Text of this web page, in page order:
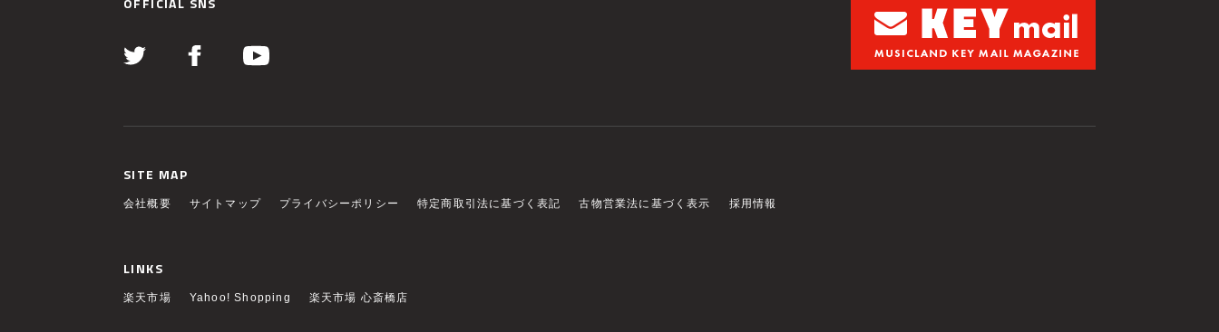
SITE MAP
会社概要 サイトマップ プライバシーポリシー 特定商取引法に基づく表記 古物営業法に基づく表示 採用情報
LINKS
楽天市場 Yahoo! Shopping 楽天市場 心斎橋店